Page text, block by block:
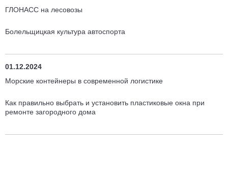
ГЛОНАСС на лесовозы
Болельщицкая культура автоспорта
01.12.2024
Морские контейнеры в современной логистике
Как правильно выбрать и установить пластиковые окна при
ремонте загородного дома